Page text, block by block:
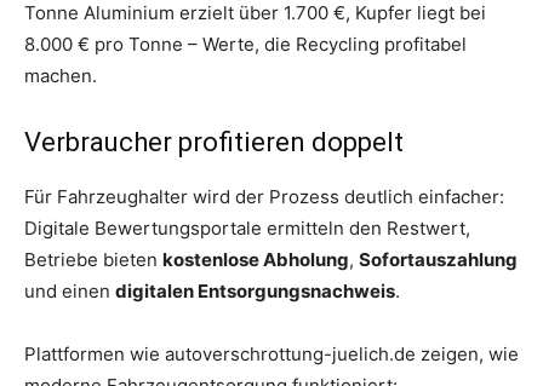
Tonne Aluminium erzielt über 1.700 €, Kupfer liegt bei
8.000 € pro Tonne – Werte, die Recycling profitabel
machen.
Verbraucher profitieren doppelt
Für Fahrzeughalter wird der Prozess deutlich einfacher:
Digitale Bewertungsportale ermitteln den Restwert,
Betriebe bieten kostenlose Abholung, Sofortauszahlung
und einen digitalen Entsorgungsnachweis.
Plattformen wie autoverschrottung-juelich.de zeigen, wie